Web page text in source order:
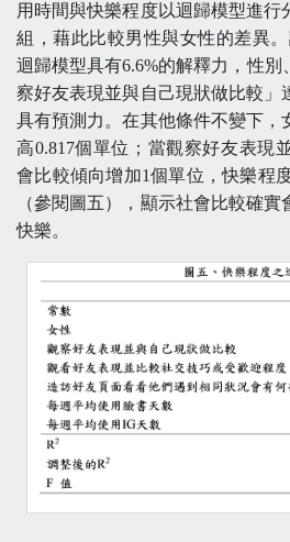
用時間與快樂程度以迴歸模型進行
組，藉此比較男性與女性的差異
迴歸模型具有6.6%的解釋力，性
察好友表現並與自己現狀做比較」
具有預測力。在其他條件不變下，
高0.817個單位；當觀察好友表現
會比較傾向增加1個單位，快樂程
（參閱圖五），顯示社會比較確
快樂。